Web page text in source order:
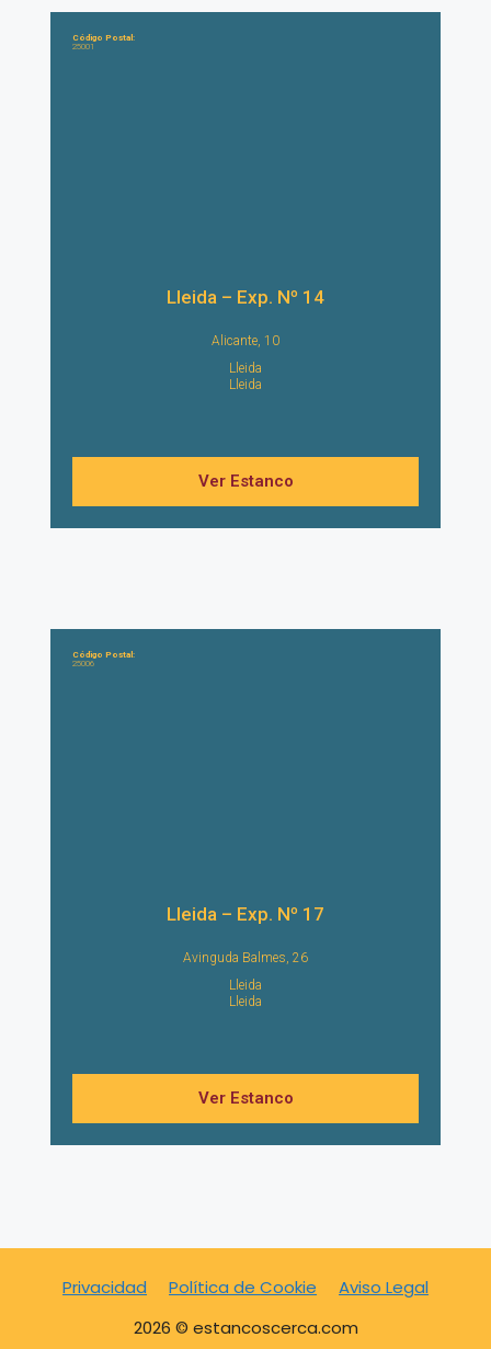
Código Postal:
25001
Lleida – Exp. Nº 14
Alicante, 10
Lleida
Lleida
Ver Estanco
Código Postal:
25006
Lleida – Exp. Nº 17
Avinguda Balmes, 26
Lleida
Lleida
Ver Estanco
Privacidad Política de Cookie
Aviso Legal
2026 © estancoscerca.com